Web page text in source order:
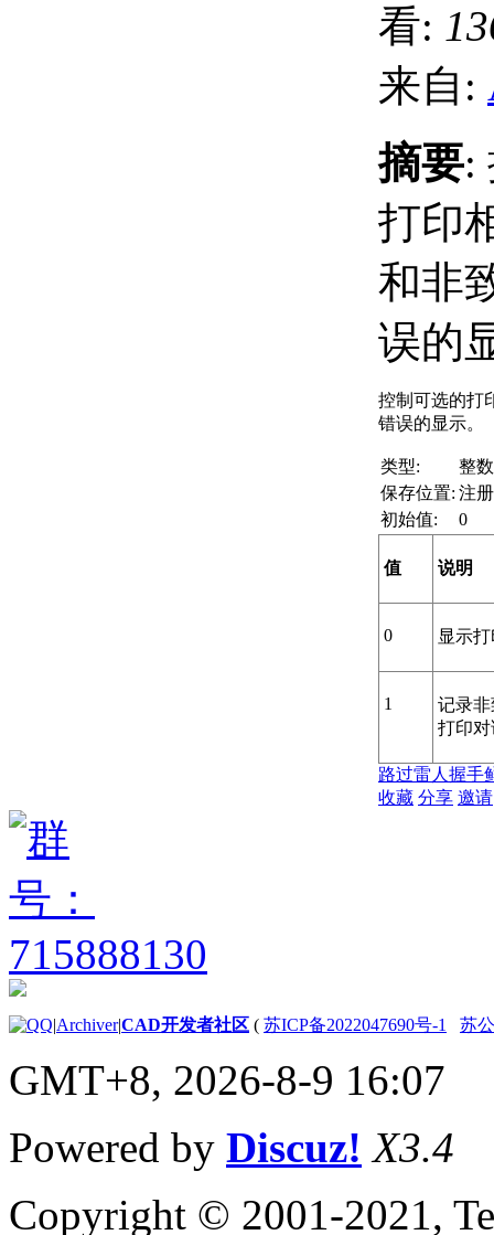
看:
来自:
摘要:
打印
和非
误的
控制可选的打
错误的显示。
类型:
整数
保存位置: 注
初始值:
0
值 说明
0 显示
1
记录
打印
路过雷人 握手
收藏 分享 邀请
|Archiver|CAD开发者社区 ( 苏ICP备2022047690号-1 苏
GMT+8, 2026-8-9 16:07
Powered by Discuz! X3.4
Copyright © 2001-2021,